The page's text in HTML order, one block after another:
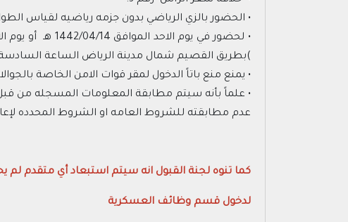
• الحضور بالزي الرياضي بدون جزمه رياضيه لقياس
)بطريق القصيم شمال مدينة الرياض الساعة
• يمنع منع باتاً الدخول لمقر قوات الامن الخاصة
• علماً بأنه سيتم مطابقة المعلومات المسجله من
عدم مطابقته للشروط العامه او الشروط المحدده
كما تنوه لجنة القبول انه سيتم استبعاد أي متقدم لم
لدخول قسم وظائف العسكرية